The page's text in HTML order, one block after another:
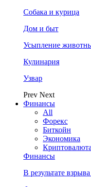
Собака и курица
Дом и быт
Усыпление
Кулинария
Узвар
Prev Next
Финансы
All
Форекс
Биткойн
Экономика
Криптовалюта
Финансы
В результате